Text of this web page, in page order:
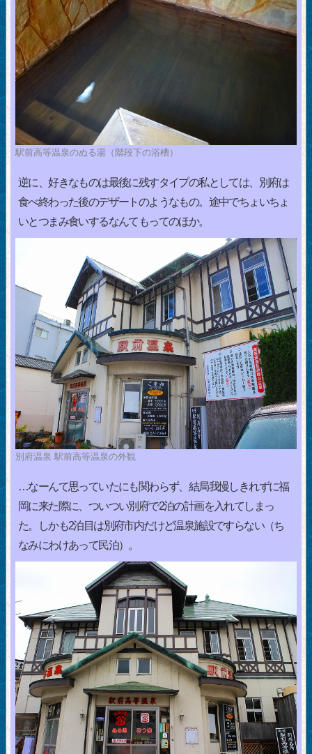
駅前高等温泉のぬる湯（階段下の浴槽）
逆に、好きなものは最後に残すタイプの私としては、別府は
食べ終わった後のデザートのようなもの。途中でちょいちょ
いとつまみ食いするなんてもってのほか。
別府温泉 駅前高等温泉の外観
…なーんて思っていたにも関わらず、結局我慢しきれずに福
岡に来た際に、ついつい別府で2泊の計画を入れてしまっ
た。しかも2泊目は別府市内だけど温泉施設ですらない（ち
なみにわけあって民泊）。